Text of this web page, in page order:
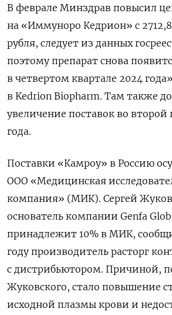
В феврале Минздрав повысил
на «Иммуноро Кедрион» с
рубля, следует из данных
поэтому препарат снова
в четвертом квартале 2024
в Kedrion Biopharm. Там также
увеличение поставок во второй
года.
Поставки «Камроу» в Россию
ООО «Медицинская
компания» (МИК). Сергей
основатель компании Genfa
принадлежит 10% в МИК,
году производитель расторг
с дистрибьютором. Причиной,
Жуковского, стало повышение
исходной плазмы крови и